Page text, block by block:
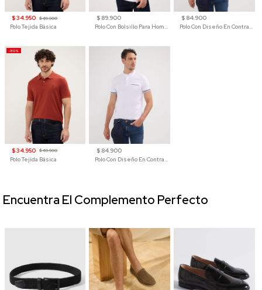
$ 34.950 $ 69.900
Polo Tejida Básica
$ 89.900
Polo Con Bolsillo Para Hombre
$ 84.900
Polo Con Diseño En Contraste
-50%
$ 34.950 $ 69.900
Polo Tejida Básica
$ 84.900
Polo Con Diseño En Contraste
Encuentra El Complemento Perfecto